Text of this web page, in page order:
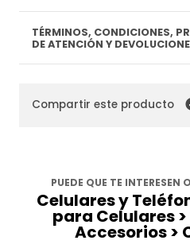
TÉRMINOS, CONDICIONES,
DE ATENCIÓN Y
Compartir este producto
PUEDE QUE TE INTERESEN
Celulares y
para Celulares
Accesorios >